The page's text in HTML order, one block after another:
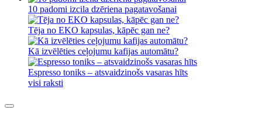
10 padomi izcila dzēriena pagatavošanai
Tēja no EKO kapsulas, kāpēc gan ne?
Kā izvēlēties ceļojumu kafijas automātu?
Espresso toniks – atsvaidzinošs vasaras hīts
visi raksti